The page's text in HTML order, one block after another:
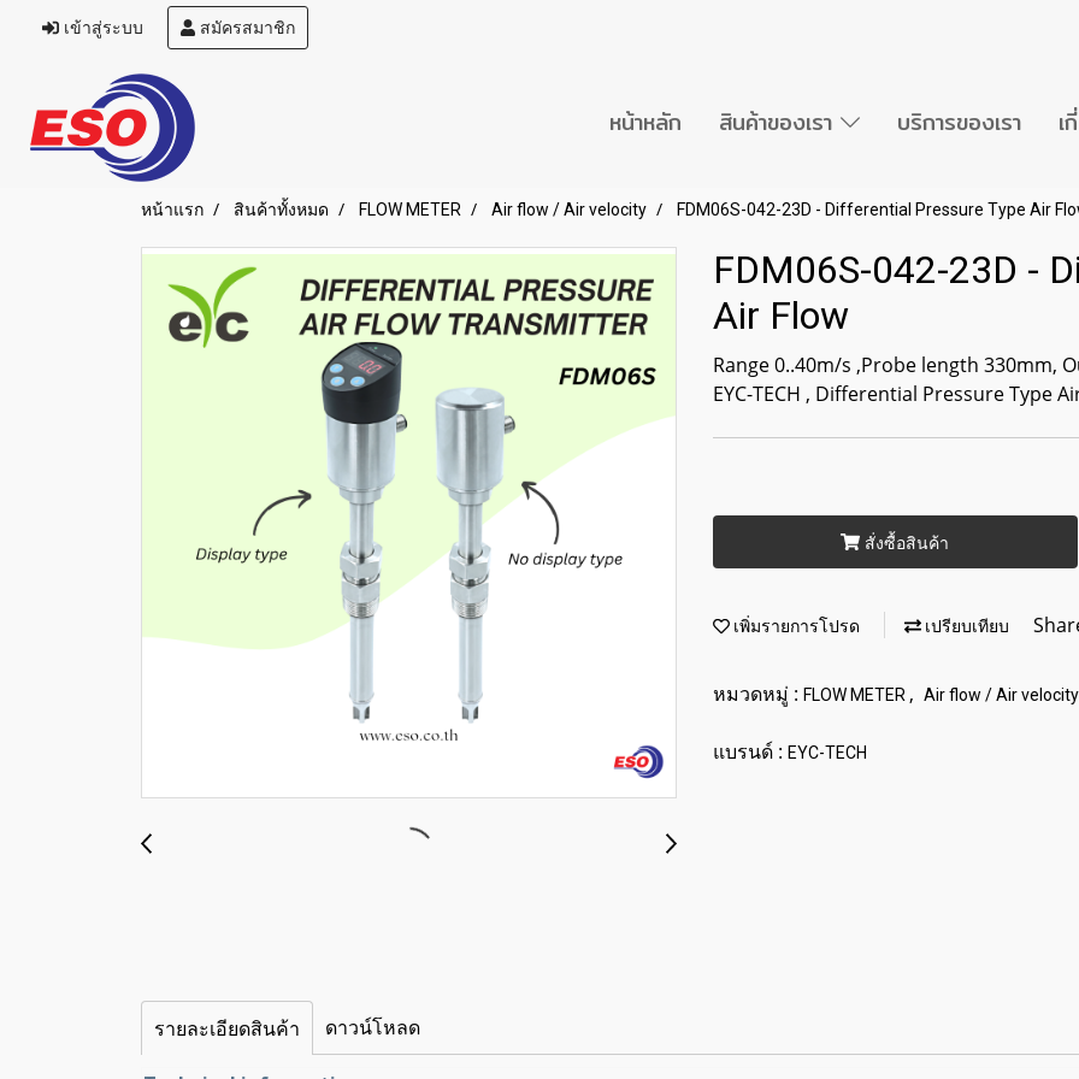
เข้าสู่ระบบ สมัครสมาชิก
หน้าหลัก สินค้าของเรา บริการของเรา เ
หน้าแรก สินค้าทั้งหมด FLOW METER Air flow / Air velocity FDM06S-042-23D - Differential Pressure Type Air
FDM06S-042-23D -
Air Flow
Range 0..40m/s ,Probe length 330mm,
EYC-TECH , Differential Pressure Type
สั่งซื้อสินค้า
เพิ่มรายการโปรด เปรียบเทียบ
หมวดหมู่ : FLOW METER , Air flow / Air velocity
แบรนด์ : EYC-TECH
รายละเอียดสินค้า ดาวน์โหลด